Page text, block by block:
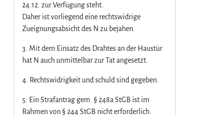
24.12. zur Verfügung steht.
Daher ist vorliegend eine rechtswidrige
Zueignungsabsicht des N zu bejahen.
3. Mit dem Einsatz des Drahtes an der Haustür
hat N auch unmittelbar zur Tat angesetzt.
4. Rechtswidrigkeit und schuld sind gegeben.
5. Ein Strafantrag gem. § 248a StGB ist im
Rahmen von § 244 StGB nicht erforderlich.